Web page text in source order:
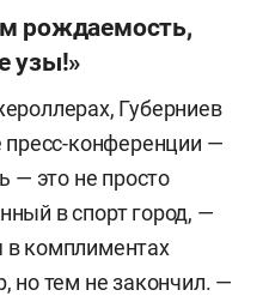
рождаемость,
узы!»
Губерниев
пресс-конференции —
— это не просто
в спорт город, —
в комплиментах
но тем не закончил. —